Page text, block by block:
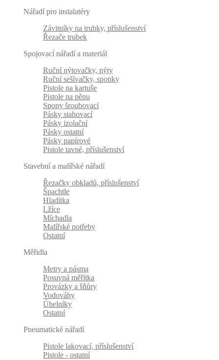
Nářadí pro instalatéry
Závitníky na trubky, příslušenství
Řezače trubek
Spojovací nářadí a materiál
Ruční nýtovačky, nýty
Ruční sešívačky, sponky
Pistole na kartuše
Pistole na pěnu
Spony šroubovací
Pásky stahovací
Pásky izolační
Pásky ostatní
Pásky papírové
Pistole tavné, příslušenství
Stavební a malířské nářadí
Řezačky obkladů, příslušenství
Špachtle
Hladítka
Lžíce
Míchadla
Malířské potřeby
Ostatní
Měřidla
Metry a pásma
Posuvná měřítka
Provázky a šňůry
Vodováhy
Úhelníky
Ostatní
Pneumatické nářadí
Pistole lakovací, příslušenství
Pistole - ostatní